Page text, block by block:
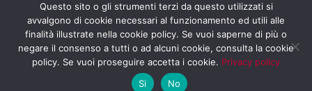
Questo sito o gli strumenti terzi da questo utilizzati si
avvalgono di cookie necessari al funzionamento ed utili alle
finalità illustrate nella cookie policy. Se vuoi saperne di più o
negare il consenso a tutti o ad alcuni cookie, consulta la cookie
policy. Se vuoi proseguire accetta i cookie. Privacy policy
Si
No